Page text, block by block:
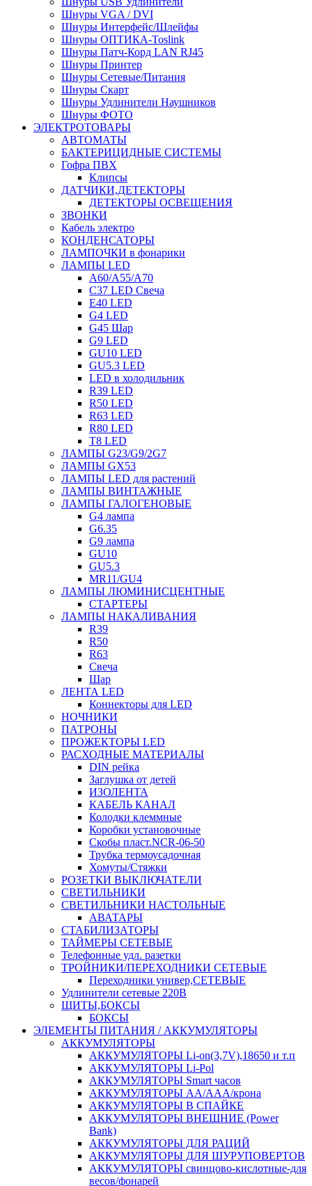
Шнуры VGA / DVI
Шнуры Интерфейс/Шлейфы
Шнуры ОПТИКА-Toslink
Шнуры Патч-Корд LAN RJ45
Шнуры Принтер
Шнуры Сетевые/Питания
Шнуры Скарт
Шнуры Удлинители Наушников
Шнуры ФОТО
ЭЛЕКТРОТОВАРЫ
АВТОМАТЫ
БАКТЕРИЦИДНЫЕ СИСТЕМЫ
Гофра ПВХ
Клипсы
ДАТЧИКИ,ДЕТЕКТОРЫ
ДЕТЕКТОРЫ ОСВЕЩЕНИЯ
ЗВОНКИ
Кабель электро
КОНДЕНСАТОРЫ
ЛАМПОЧКИ в фонарики
ЛАМПЫ LED
A60/A55/A70
C37 LED Свеча
E40 LED
G4 LED
G45 Шар
G9 LED
GU10 LED
GU5.3 LED
LED в холодильник
R39 LED
R50 LED
R63 LED
R80 LED
T8 LED
ЛАМПЫ G23/G9/2G7
ЛАМПЫ GX53
ЛАМПЫ LED для растений
ЛАМПЫ ВИНТАЖНЫЕ
ЛАМПЫ ГАЛОГЕНОВЫЕ
G4 лампа
G6.35
G9 лампа
GU10
GU5.3
MR11/GU4
ЛАМПЫ ЛЮМИНИСЦЕНТНЫЕ
СТАРТЕРЫ
ЛАМПЫ НАКАЛИВАНИЯ
R39
R50
R63
Свеча
Шар
ЛЕНТА LED
Коннекторы для LED
НОЧНИКИ
ПАТРОНЫ
ПРОЖЕКТОРЫ LED
РАСХОДНЫЕ МАТЕРИАЛЫ
DIN рейка
Заглушка от детей
ИЗОЛЕНТА
КАБЕЛЬ КАНАЛ
Колодки клеммные
Коробки установочные
Скобы пласт.NCR-06-50
Трубка термоусадочная
Хомуты/Стяжки
РОЗЕТКИ ВЫКЛЮЧАТЕЛИ
СВЕТИЛЬНИКИ
СВЕТИЛЬНИКИ НАСТОЛЬНЫЕ
АВАТАРЫ
СТАБИЛИЗАТОРЫ
ТАЙМЕРЫ СЕТЕВЫЕ
Телефонные удл. разетки
ТРОЙНИКИ/ПЕРЕХОДНИКИ СЕТЕВЫЕ
Переходники универ,СЕТЕВЫЕ
Удлинители сетевые 220В
ЩИТЫ,БОКСЫ
БОКСЫ
ЭЛЕМЕНТЫ ПИТАНИЯ / АККУМУЛЯТОРЫ
АККУМУЛЯТОРЫ
АККУМУЛЯТОРЫ Li-on(3,7V),18650 и т.п
АККУМУЛЯТОРЫ Li-Pol
АККУМУЛЯТОРЫ Smart часов
АККУМУЛЯТОРЫ АА/ААА/крона
АККУМУЛЯТОРЫ В СПАЙКЕ
АККУМУЛЯТОРЫ ВНЕШНИЕ (Power
Bank)
АККУМУЛЯТОРЫ ДЛЯ РАЦИЙ
АККУМУЛЯТОРЫ ДЛЯ ШУРУПОВЕРТОВ
АККУМУЛЯТОРЫ свинцово-кислотные-для
весов/фонарей